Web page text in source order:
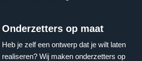
Onderzetters op maat
Heb je zelf een ontwerp dat je wilt laten
realiseren? Wij maken onderzetters op